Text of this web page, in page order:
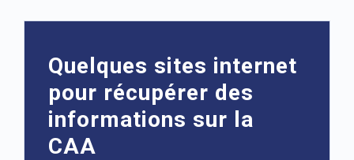
Quelques sites internet
pour récupérer des
informations sur la
CAA